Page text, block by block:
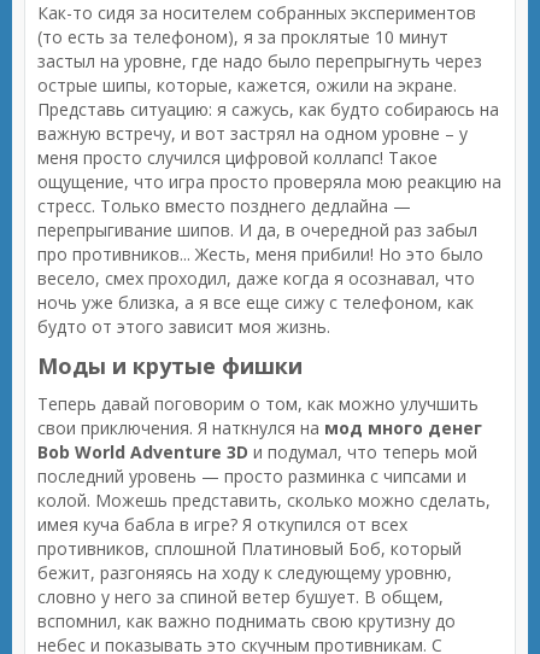
Как-то сидя за носителем собранных экспериментов
(то есть за телефоном), я за проклятые 10 минут
застыл на уровне, где надо было перепрыгнуть через
острые шипы, которые, кажется, ожили на экране.
Представь ситуацию: я сажусь, как будто собираюсь на
важную встречу, и вот застрял на одном уровне – у
меня просто случился цифровой коллапс! Такое
ощущение, что игра просто проверяла мою реакцию на
стресс. Только вместо позднего дедлайна —
перепрыгивание шипов. И да, в очередной раз забыл
про противников... Жесть, меня прибили! Но это было
весело, смех проходил, даже когда я осознавал, что
ночь уже близка, а я все еще сижу с телефоном, как
будто от этого зависит моя жизнь.
Моды и крутые фишки
Теперь давай поговорим о том, как можно улучшить
свои приключения. Я наткнулся на мод много денег
Bob World Adventure 3D и подумал, что теперь мой
последний уровень — просто разминка с чипсами и
колой. Можешь представить, сколько можно сделать,
имея куча бабла в игре? Я откупился от всех
противников, сплошной Платиновый Боб, который
бежит, разгоняясь на ходу к следующему уровню,
словно у него за спиной ветер бушует. В общем,
вспомнил, как важно поднимать свою крутизну до
небес и показывать это скучным противникам. С